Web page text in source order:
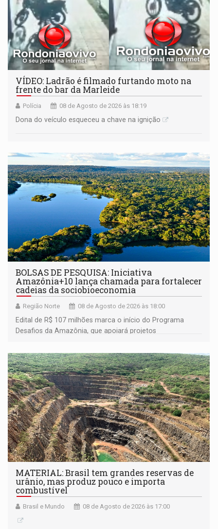
VÍDEO: Ladrão é filmado furtando moto na
frente do bar da Marleide
Polícia 08 de Agosto de 2026 às 18:19
Dona do veículo esqueceu a chave na ignição
BOLSAS DE PESQUISA: Iniciativa
Amazônia+10 lança chamada para fortalecer
cadeias da sociobioeconomia
Região Norte 08 de Agosto de 2026 às 18:00
Edital de R$ 107 milhões marca o início do Programa
Desafios da Amazônia, que apoiará projetos
submissão de pré-propostas poderá ser feita até 1º de
setembro
MATERIAL: Brasil tem grandes reservas de
urânio, mas produz pouco e importa
combustível
Brasil e Mundo 08 de Agosto de 2026 às 17:00